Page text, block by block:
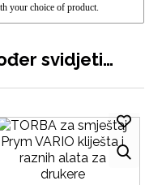
your choice of product.
svidjeti…